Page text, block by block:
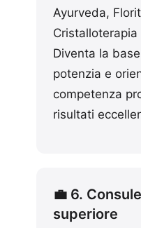
Ayurveda,
Cristalloterapia
Diventa la
potenzia e
competenza
risultati
💼 6.
superiore